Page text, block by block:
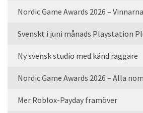
Nordic Game Awards 2026 – Vinnarna
Svenskt i juni månads Playstation
Ny svensk studio med känd raggare
Nordic Game Awards 2026 – Alla
Mer Roblox-Payday framöver